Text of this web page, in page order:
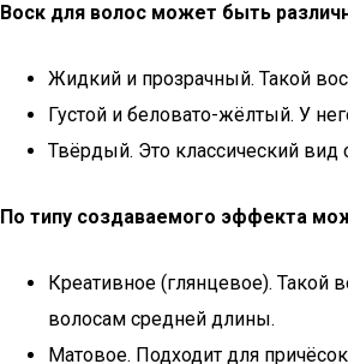
Воск для волос может быть
Жидкий и прозрачный. Такой
Густой и беловато-жёлтый. У
Твёрдый. Это классический вид
По типу создаваемого эффекта
Креативное (глянцевое). Такой
волосам средней длины.
Матовое. Подходит для